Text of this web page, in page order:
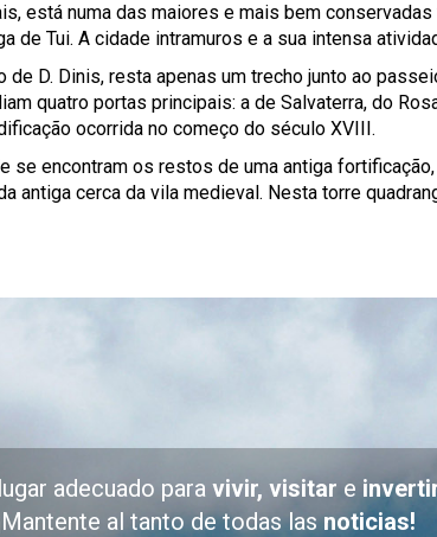
está numa das maiores e mais bem
de Tui. A cidade intramuros e a sua intensa
D. Dinis, resta apenas um trecho junto ao
quatro portas principais: a de Salvaterra, do
ocorrida no começo do século XVIII.
encontram os restos de uma antiga
antiga cerca da vila medieval. Nesta torre
adecuado para vivir, visitar e
al tanto de todas lasnoticias!